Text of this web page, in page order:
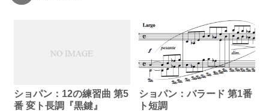
ショパン：12の練習曲 第5
番 変ト長調『黒鍵』
ショパン：バラード 第1番
ト短調